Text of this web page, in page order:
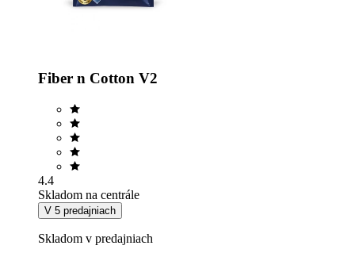
Fiber n Cotton V2
4.4
Skladom na centrále
V 5 predajniach
Skladom v predajniach